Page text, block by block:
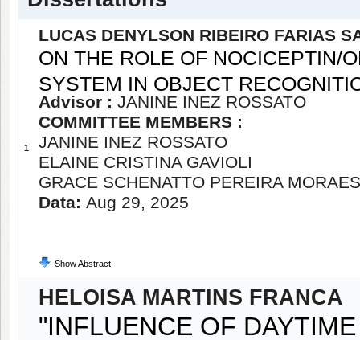
1
LUCAS DENYLSON RIBEIRO FARIAS
ON THE ROLE OF NOCICEPTIN/
SYSTEM IN OBJECT
Advisor : JANINE INEZ ROSSATO
COMMITTEE MEMBERS :
JANINE INEZ ROSSATO
ELAINE CRISTINA GAVIOLI
GRACE SCHENATTO PEREIRA MORAES
Data: Aug 29, 2025
Show Abstract
HELOISA MARTINS FRANCA
"INFLUENCE OF